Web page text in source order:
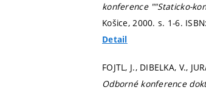
konference ""Staticko-
Košice, 2000. s. 1-6.
Detail
FOJTL, J., DIBELKA, V.,
Odborné konference